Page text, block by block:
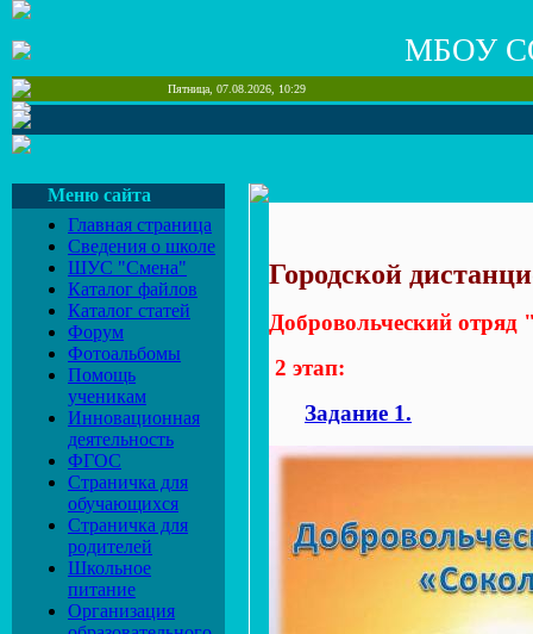
МБОУ
Пятница, 07.08.2026, 10:29
Меню сайта
Главная страница
Сведения о школе
ШУС "Смена"
Каталог файлов
Каталог статей
Форум
Фотоальбомы
Помощь
ученикам
Инновационная
деятельность
ФГОС
Страничка для
обучающихся
Страничка для
родителей
Школьное
питание
Организация
Городской
Добровольческий
2 этап:
Задание 1.